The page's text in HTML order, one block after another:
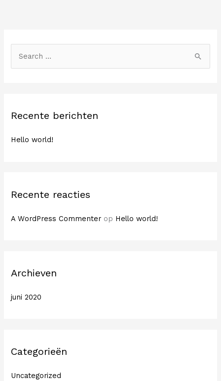
a
a
Recente berichten
Hello world!
Recente reacties
A WordPress Commenter op Hello world!
Archieven
juni 2020
Categorieën
Uncategorized